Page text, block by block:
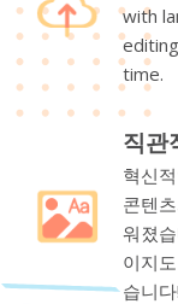
with
time.
직관
혁신
콘텐
워졌
이지
습니다!